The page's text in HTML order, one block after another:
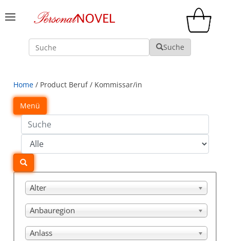
Suche Suche
Home / Product Beruf / Kommissar/in
Menü
Alter
Anbauregion
Anlass